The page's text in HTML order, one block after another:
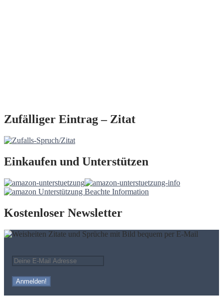
Zufälliger Eintrag – Zitat
Einkaufen und Unterstützen
Kostenloser Newsletter